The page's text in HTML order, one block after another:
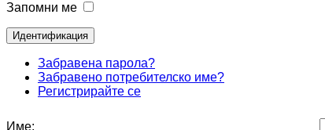
Запомни ме
Забравена парола?
Забравено потребителско име?
Регистрирайте се
Име: